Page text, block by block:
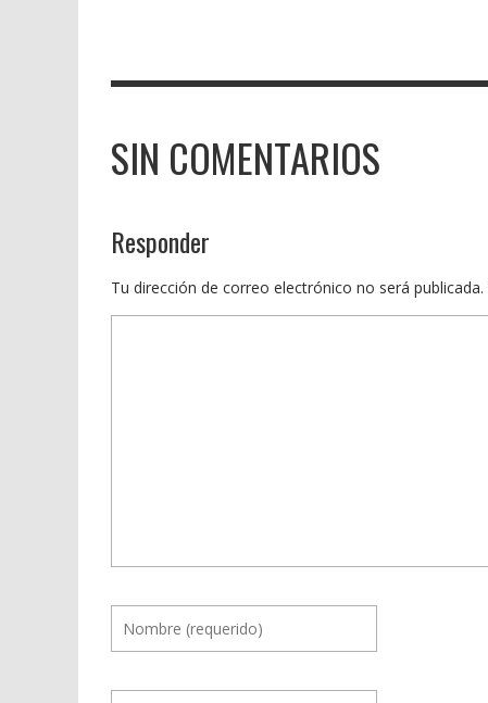
SIN COMENTARIOS
Responder
Tu dirección de correo electrónico no será publicada.